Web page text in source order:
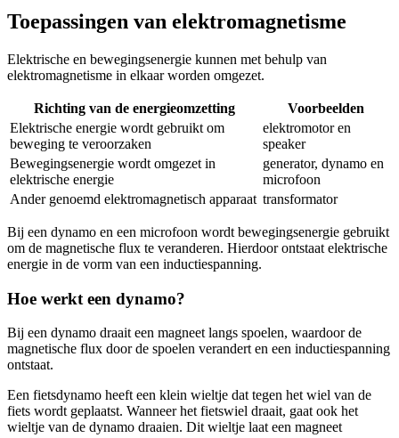
Toepassingen van elektromagnetisme
Elektrische en bewegingsenergie kunnen met behulp van
elektromagnetisme in elkaar worden omgezet.
Richting van de energieomzetting
Voorbeelden
Elektrische energie wordt gebruikt om
beweging te veroorzaken
elektromotor en
speaker
Bewegingsenergie wordt omgezet in
elektrische energie
generator, dynamo en
microfoon
Ander genoemd elektromagnetisch apparaat transformator
Bij een dynamo en een microfoon wordt bewegingsenergie gebruikt
om de magnetische flux te veranderen. Hierdoor ontstaat elektrische
energie in de vorm van een inductiespanning.
Hoe werkt een dynamo?
Bij een dynamo draait een magneet langs spoelen, waardoor de
magnetische flux door de spoelen verandert en een inductiespanning
ontstaat.
Een fietsdynamo heeft een klein wieltje dat tegen het wiel van de
fiets wordt geplaatst. Wanneer het fietswiel draait, gaat ook het
wieltje van de dynamo draaien. Dit wieltje laat een magneet